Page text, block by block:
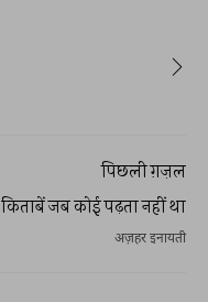
पिछली ग़ज़ल
किताबें जब कोई पढ़ता नहीं था
अज़हर इनायती